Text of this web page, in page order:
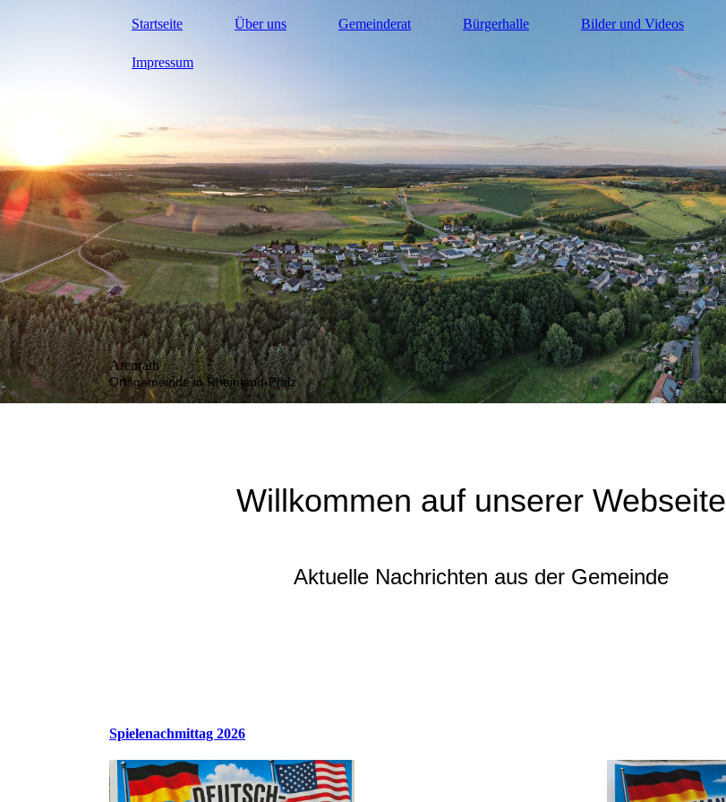
Startseite Über uns Gemeinderat Bürgerhalle Bilder und Videos
Impressum
Arenrath
Ortsgemeinde in Rheinland-Pfalz
Willkommen auf unserer Webseite
Aktuelle Nachrichten aus der Gemeinde
Spielenachmittag 2026